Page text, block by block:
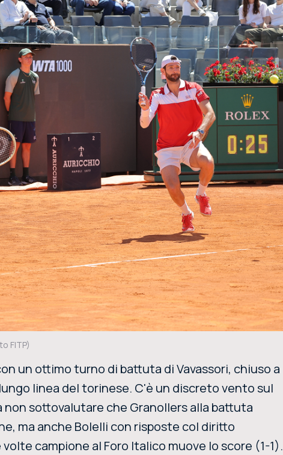
FITP)
un ottimo turno di battuta di Vavassori, chiuso a
linea del torinese. C'è un discreto vento sul
non sottovalutare che Granollers alla battuta
ma anche Bolelli con risposte col diritto
campione al Foro Italico muove lo score (1-1).